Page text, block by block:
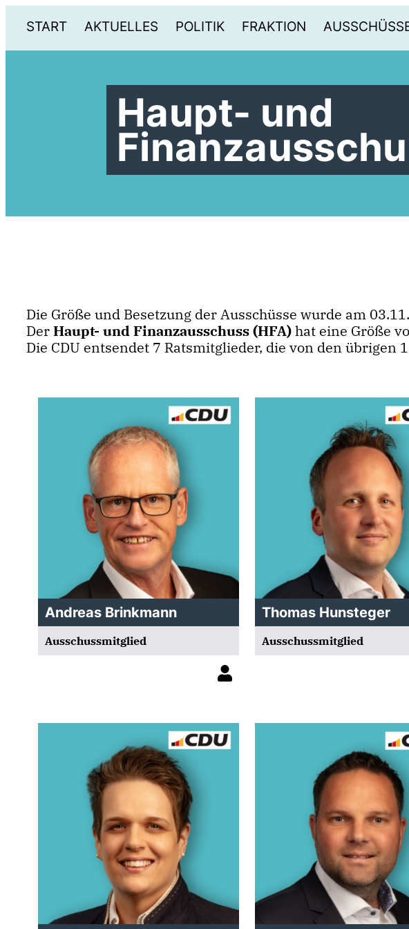
START AKTUELLES POLITIK FRAKTION
Haupt- und
Die Größe und Besetzung der Ausschüsse wurde am
DerHaupt- und Finanzausschuss (HFA)hat eine Größe
Die CDU entsendet 7 Ratsmitglieder, die von den
Andreas Brinkmann
Ausschussmitglied
Thomas Hunsteger
Ausschussmitglied